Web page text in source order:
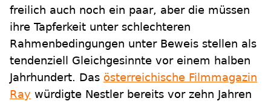
freilich auch noch ein paar, aber die müssen
ihre Tapferkeit unter schlechteren
Rahmenbedingungen unter Beweis stellen als
tendenziell Gleichgesinnte vor einem halben
Jahrhundert. Das österreichische Filmmagazin
Ray würdigte Nestler bereits vor zehn Jahren